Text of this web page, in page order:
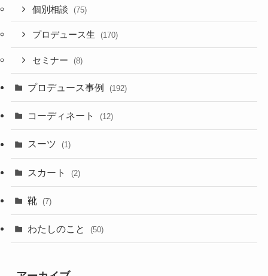
個別相談 (75)
プロデュース生 (170)
セミナー (8)
プロデュース事例 (192)
コーディネート (12)
スーツ (1)
スカート (2)
靴 (7)
わたしのこと (50)